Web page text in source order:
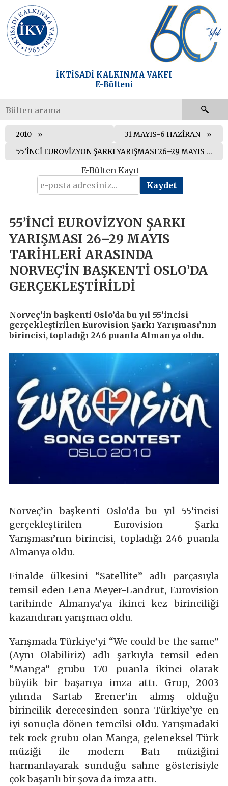
İKTİSADİ KALKINMA VAKFI
E-Bülteni
2010
31 MAYIS-6 HAZİRAN
55’İNCİ EUROVİZYON ŞARKI YARIŞMASI 26–29 MAYIS TARİHLERİ ARASINDA NORVEÇ’İN BAŞKENTİ OSLO’DA GERÇEKLEŞTİRİLDİ
E-Bülten Kayıt
55’İNCİ EUROVİZYON ŞARKI
YARIŞMASI 26–29 MAYIS
TARİHLERİ ARASINDA
NORVEÇ’İN BAŞKENTİ OSLO’DA
GERÇEKLEŞTİRİLDİ
Norveç’in başkenti Oslo’da bu yıl 55’incisi
gerçekleştirilen Eurovision Şarkı Yarışması’nın
birincisi, topladığı 246 puanla Almanya oldu.
Norveç’in başkenti Oslo’da bu yıl 55’incisi
gerçekleştirilen Eurovision Şarkı
Yarışması’nın birincisi, topladığı 246 puanla
Almanya oldu.
Finalde ülkesini “Satellite” adlı parçasıyla
temsil eden Lena Meyer-Landrut, Eurovision
tarihinde Almanya’ya ikinci kez birinciliği
kazandıran yarışmacı oldu.
Yarışmada Türkiye’yi “We could be the same”
(Aynı Olabiliriz) adlı şarkıyla temsil eden
“Manga” grubu 170 puanla ikinci olarak
büyük bir başarıya imza attı. Grup, 2003
yılında Sartab Erener’in almış olduğu
birincilik derecesinden sonra Türkiye’ye en
iyi sonuçla dönen temcilsi oldu. Yarışmadaki
tek rock grubu olan Manga, geleneksel Türk
müziği ile modern Batı müziğini
harmanlayarak sunduğu sahne gösterisiyle
çok başarılı bir şova da imza attı.